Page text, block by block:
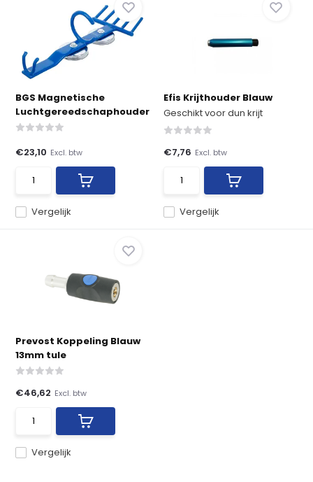
BGS Magnetische
Luchtgereedschaphouder
Vergelijk
€23,10 Excl. btw
Efis Krijthouder Blauw
Geschikt voor dun krijt
Vergelijk
€7,76 Excl. btw
Prevost Koppeling Blauw
13mm tule
Vergelijk
€46,62 Excl. btw